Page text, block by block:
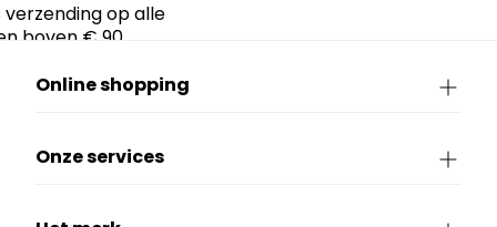
op alle
boven € 90.
Online shopping
Onze services